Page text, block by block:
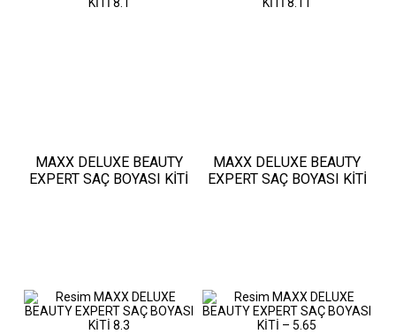
MAXX DELUXE BEAUTY
EXPERT SAÇ BOYASI KİTİ
MAXX DELUXE BEAUTY
EXPERT SAÇ BOYASI KİTİ